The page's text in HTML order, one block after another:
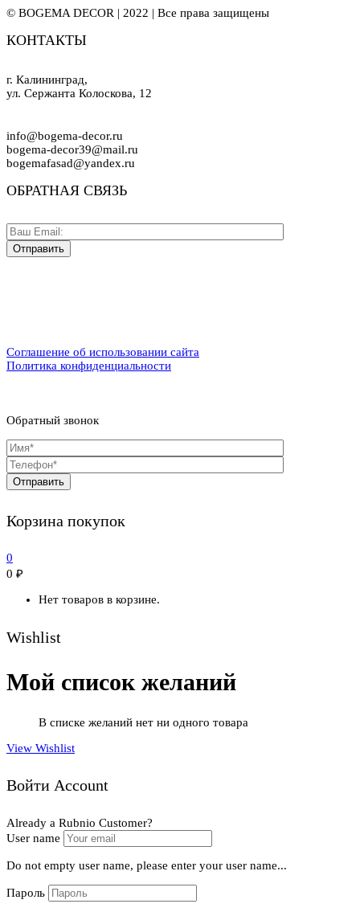
© BOGEMA DECOR | 2022 | Все права защищены
КОНТАКТЫ
г. Калининград,
ул. Сержанта Колоскова, 12
info@bogema-decor.ru
bogema-decor39@mail.ru
bogemafasad@yandex.ru
ОБРАТНАЯ СВЯЗЬ
Соглашение об использовании сайта
Политика конфиденциальности
Обратный звонок
Корзина покупок
0
0 ₽
Нет товаров в корзине.
Wishlist
Мой список желаний
В списке желаний нет ни одного товара
View Wishlist
Войти Account
Already a Rubnio Customer?
User name
Do not empty user name, please enter your user name...
Пароль